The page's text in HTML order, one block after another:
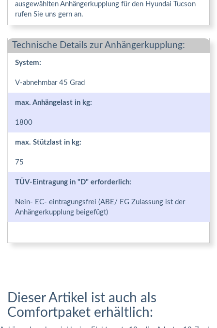
ausgewählten Anhängerkupplung für den Hyundai Tucson
rufen Sie uns gern an.
Technische Details zur Anhängerkupplung:
System:
V-abnehmbar 45 Grad
max. Anhängelast in kg:
1800
max. Stützlast in kg:
75
TÜV-Eintragung in "D" erforderlich:
Nein- EC- eintragungsfrei (ABE/ EG Zulassung ist der
Anhängerkupplung beigefügt)
Dieser Artikel ist auch als
Comfortpaket erhältlich: